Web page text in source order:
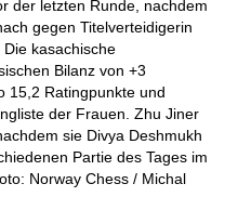
der letzten Runde, nachdem
gegen Titelverteidigerin
kasachische
Bilanz von +3
15,2 Ratingpunkte und
der Frauen. Zhu Jiner
sie Divya Deshmukh
Partie des Tages im
Norway Chess / Michal